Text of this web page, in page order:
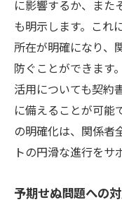
に影響するか、また
も明示します。これ
所在が明確になり、
防ぐことができます
活用についても契約
に備えることが可能
の明確化は、関係者
トの円滑な進行をサ
予期せぬ問題への